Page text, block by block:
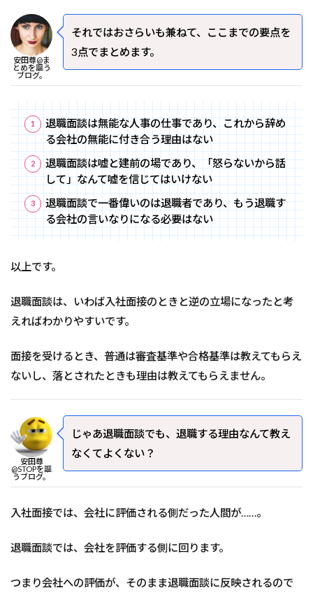
安田尊@ま
とめを謳う
ブログ。
それではおさらいも兼ねて、ここまでの要点を
3点でまとめます。
退職面談は無能な人事の仕事であり、これから辞め
る会社の無能に付き合う理由はない
退職面談は嘘と建前の場であり、「怒らないから話
して」なんて嘘を信じてはいけない
退職面談で一番偉いのは退職者であり、もう退職す
る会社の言いなりになる必要はない
以上です。
退職面談は、いわば入社面接のときと逆の立場になったと考
えればわかりやすいです。
面接を受けるとき、普通は審査基準や合格基準は教えてもらえ
ないし、落とされたときも理由は教えてもらえません。
安田尊
@STOPを謳
うブログ。
じゃあ退職面談でも、退職する理由なんて教え
なくてよくない？
入社面接では、会社に評価される側だった人間が……。
退職面談では、会社を評価する側に回ります。
つまり会社への評価が、そのまま退職面談に反映されるので